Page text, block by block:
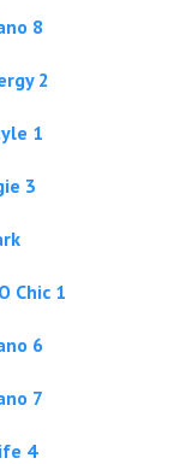
8
2
1
3
Chiс 1
6
7
4